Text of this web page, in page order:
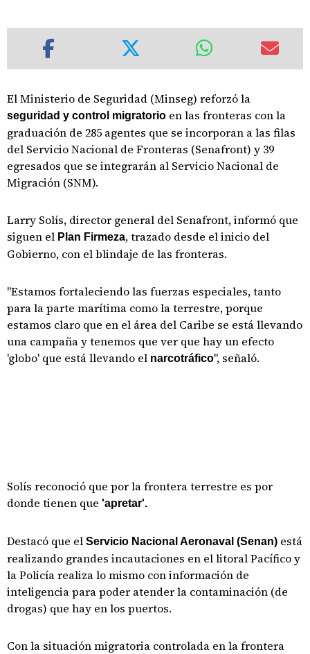
El Ministerio de Seguridad (Minseg) reforzó la
seguridad y control migratorio en las fronteras con la
graduación de 285 agentes que se incorporan a las filas
del Servicio Nacional de Fronteras (Senafront) y 39
egresados que se integrarán al Servicio Nacional de
Migración (SNM).
Larry Solís, director general del Senafront, informó que
siguen el Plan Firmeza, trazado desde el inicio del
Gobierno, con el blindaje de las fronteras.
"Estamos fortaleciendo las fuerzas especiales, tanto
para la parte marítima como la terrestre, porque
estamos claro que en el área del Caribe se está llevando
una campaña y tenemos que ver que hay un efecto
'globo' que está llevando el narcotráfico", señaló.
Solís reconoció que por la frontera terrestre es por
donde tienen que 'apretar'.
Destacó que el Servicio Nacional Aeronaval (Senan) está
realizando grandes incautaciones en el litoral Pacífico y
la Policía realiza lo mismo con información de
inteligencia para poder atender la contaminación (de
drogas) que hay en los puertos.
Con la situación migratoria controlada en la frontera